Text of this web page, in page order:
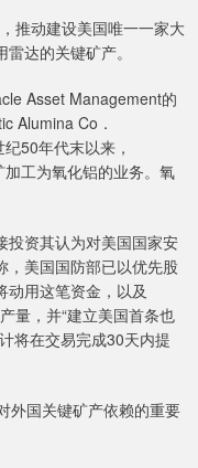
动建设美国唯一一家大
达的关键矿产。
Asset Management的
Alumina Co．
50年代末以来，
工为氧化铝的业务。氧
资其认为对美国国家安
，美国国防部已以优先股
动用这笔资金，以及
量，并“建立美国首条也
将在交易完成30天内提
国关键矿产依赖的重要